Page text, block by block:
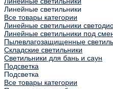
Линейные светильники
Все товары категории
Линейные светильники
Линейные светильники под
Пылевлагозащищенные
Складские светильники
Светильники для бань и саун
Подсветка
Подсветка
Все товары категории